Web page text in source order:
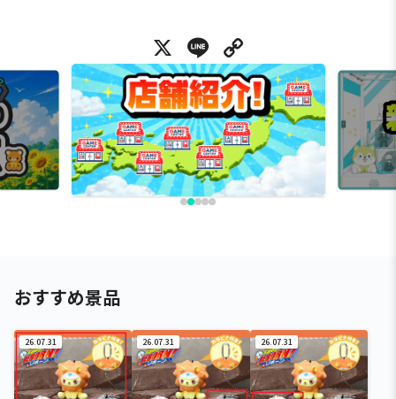
X Line
おすすめ景品
26.07.31 26.07.31 26.07.31